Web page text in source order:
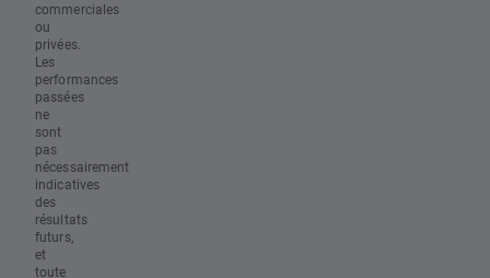
commerciales
ou
privées.
Les
performances
passées
ne
sont
pas
nécessairement
indicatives
des
résultats
futurs,
et
toute